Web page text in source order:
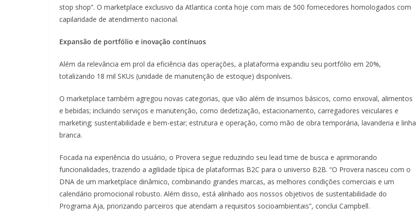
stop shop”. O marketplace exclusivo da Atlantica conta hoje com mais de 500 fornecedores homologados com
capilaridade de atendimento nacional.
Expansão de portfólio e inovação contínuos
Além da relevância em prol da eficiência das operações, a plataforma expandiu seu portfólio em 20%,
totalizando 18 mil SKUs (unidade de manutenção de estoque) disponíveis.
O marketplace também agregou novas categorias, que vão além de insumos básicos, como enxoval, alimentos
e bebidas; incluindo serviços e manutenção, como dedetização, estacionamento, carregadores veiculares e
marketing; sustentabilidade e bem-estar; estrutura e operação, como mão de obra temporária, lavanderia e linha
branca.
Focada na experiência do usuário, o Provera segue reduzindo seu lead time de busca e aprimorando
funcionalidades, trazendo a agilidade típica de plataformas B2C para o universo B2B. “O Provera nasceu com o
DNA de um marketplace dinâmico, combinando grandes marcas, as melhores condições comerciais e um
calendário promocional robusto. Além disso, está alinhado aos nossos objetivos de sustentabilidade do
Programa Aja, priorizando parceiros que atendam a requisitos socioambientais”, conclui Campbell.